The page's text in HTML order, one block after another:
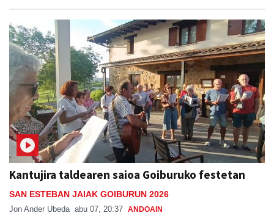
Kantujira taldearen saioa Goiburuko festetan
SAN ESTEBAN JAIAK GOIBURUN 2026
Jon Ander Ubeda abu 07, 20:37 ANDOAIN